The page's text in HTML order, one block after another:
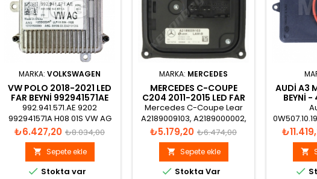
MARKA: VOLKSWAGEN
VW POLO 2018-2021 LED
FAR BEYNI 992941571AE
992.941.571.AE 9202
992941571A H08 01S VW AG
A5G KEBODA LLP111 MIN-MQB
10101500090 A5G-
00106.03.2242131206
Fiyat
₺6.427,20 Normal
fiyat
₺8.034,00
 Sepete ekle
 Stokta var
MARKA: MERCEDES
MERCEDES C-COUPE
C204 2011-2015 LED FAR
BEYNI A2189009103
Mercedes C-Coupe Lear
A2189009103, A2189000002,
A2189009901, A2189009600,
LAM-B, 2783390, 524742F03,
524742F04, 524742F05,
524742F06, 532469847,
532469848 Led Far Beyni
Fiyat
₺5.179,20 Normal
fiyat
₺6.474,00
 Sepete ekle
 Stokta Var
AUDI A3
BEYNI -
81AB 0043
4K0
Fiyat

